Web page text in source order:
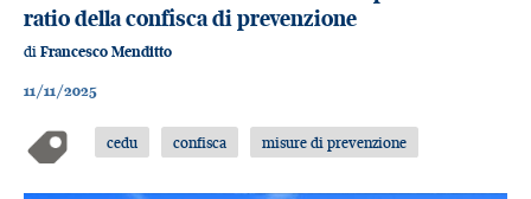
ratio della confisca di prevenzione
di Francesco Menditto
11/11/2025
cedu confisca misure di prevenzione